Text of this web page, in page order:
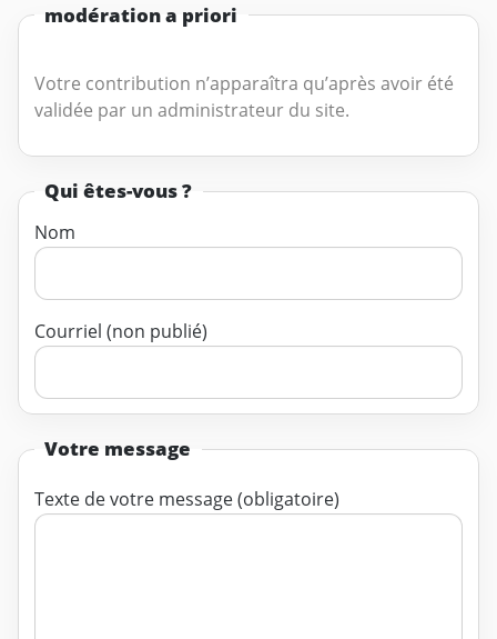
modération a priori
Votre contribution n’apparaîtra qu’après avoir été
validée par un administrateur du site.
Qui êtes-vous ?
Nom
Courriel (non publié)
Votre message
Texte de votre message (obligatoire)